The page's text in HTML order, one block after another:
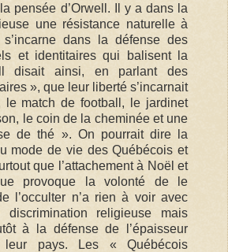
pensée d’Orwell. Il y a dans la
une résistance naturelle à
s’incarne dans la défense des
et identitaires qui balisent la
disait ainsi, en parlant des
», que leur liberté s’incarnait
match de football, le jardinet
le coin de la cheminée et une
de thé ». On pourrait dire la
mode de vie des Québécois et
que l’attachement à Noël et
provoque la volonté de le
l’occulter n’a rien à voir avec
religieuse mais
à la défense de l’épaisseur
leur pays. Les « Québécois